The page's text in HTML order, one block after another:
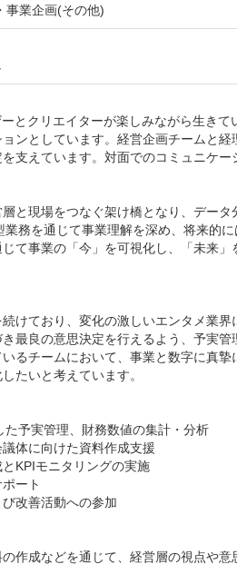
事業企画(その他)
とクリエイターが楽しみながら生き
ンとしています。経営企画チームと
支えています。対面でのコミュニケ
層と現場をつなぐ架け橋となり、デー
務を通じて事業理解を深め、将来的
て事業の「今」を可視化し、「未来
けており、変化の激しいエンタメ業
最良の意思決定を行えるよう、予実
るチームにおいて、事業と数字に真
たいと考えています。
た予実管理、財務数値の集計・分析
体に向けた資料作成支援
KPIモニタリングの実施
ート
改善活動への参加
作成などを通じて、経営層の視点や